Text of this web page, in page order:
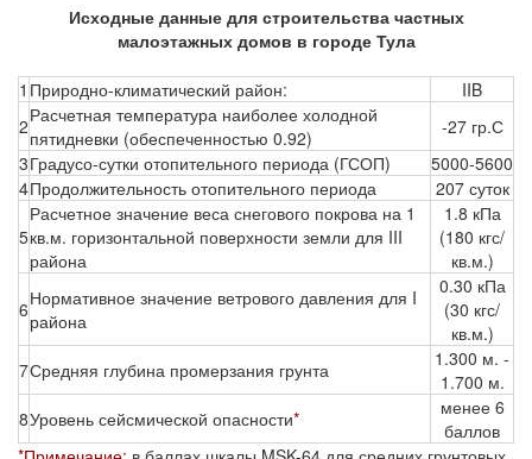
Исходные данные для строительства частных
малоэтажных домов в городе Тула
1 Природно-климатический район:
IIB
2Расчетная температура наиболее холодной
пятидневки (обеспеченностью 0.92)
-27 гр.С
3Градусо-сутки отопительного периода (ГСОП)
5000-5600
4Продолжительность отопительного периода 207 суток
5
Расчетное значение веса снегового покрова на 1
кв.м. горизонтальной поверхности земли для III
района
1.8 кПа
(180 кгс/
кв.м.)
6Нормативное значение ветрового давления для I
района
0.30 кПа
(30 кгс/
кв.м.)
7Средняя глубина промерзания грунта
1.300 м. -
1.700 м.
8Уровень сейсмической опасности*
менее 6
баллов